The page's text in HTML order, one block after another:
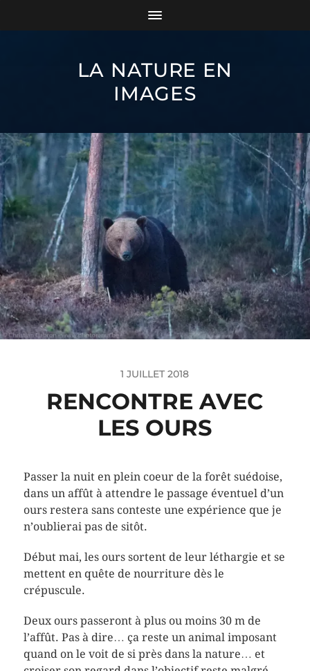
LA NATURE EN
IMAGES
1 JUILLET 2018
RENCONTRE AVEC
LES OURS
Passer la nuit en plein coeur de la forêt suédoise,
dans un affût à attendre le passage éventuel d’un
ours restera sans conteste une expérience que je
n’oublierai pas de sitôt.
Début mai, les ours sortent de leur léthargie et se
mettent en quête de nourriture dès le
crépuscule.
Deux ours passeront à plus ou moins 30 m de
l’affût. Pas à dire… ça reste un animal imposant
quand on le voit de si près dans la nature… et